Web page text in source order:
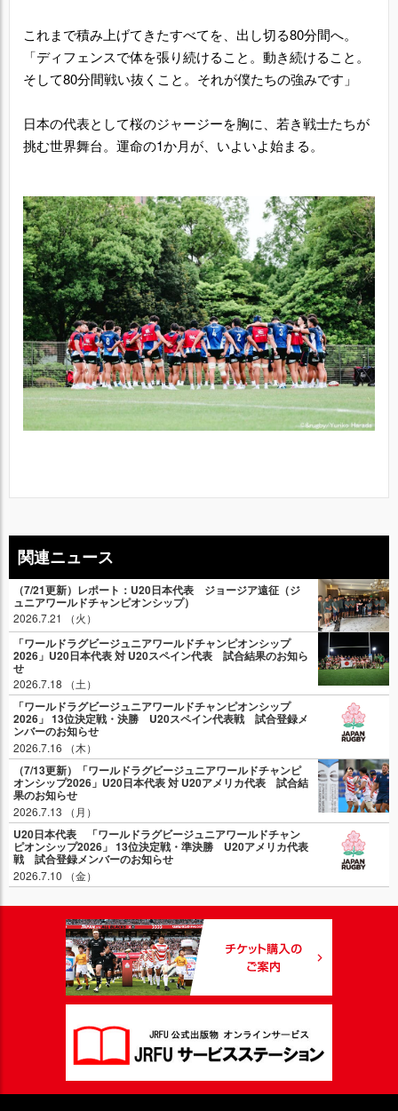
これまで積み上げてきたすべてを、出し切る80分間へ。
「ディフェンスで体を張り続けること。動き続けること。
そして80分間戦い抜くこと。それが僕たちの強みです」
日本の代表として桜のジャージーを胸に、若き戦士たちが
挑む世界舞台。運命の1か月が、いよいよ始まる。
関連ニュース
（7/21更新）レポート：U20日本代表 ジョージア遠征（ジ
ュニアワールドチャンピオンシップ）
2026.7.21 （火）
「ワールドラグビージュニアワールドチャンピオンシップ
2026」U20日本代表 対 U20スペイン代表 試合結果のお知ら
せ
2026.7.18 （土）
「ワールドラグビージュニアワールドチャンピオンシップ
2026」 13位決定戦・決勝 U20スペイン代表戦 試合登録メ
ンバーのお知らせ
2026.7.16 （木）
（7/13更新）「ワールドラグビージュニアワールドチャンピ
オンシップ2026」U20日本代表 対 U20アメリカ代表 試合結
果のお知らせ
2026.7.13 （月）
U20日本代表 「ワールドラグビージュニアワールドチャン
ピオンシップ2026」 13位決定戦・準決勝 U20アメリカ代表
戦 試合登録メンバーのお知らせ
2026.7.10 （金）